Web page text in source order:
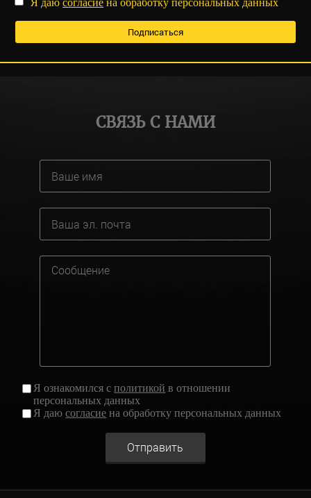
Я даюсогласие на обработку персональных данных
СВЯЗЬ С НАМИ
Я ознакомился сполитикой в отношении
персональных данных
Я даюсогласие на обработку персональных данных
Отправить